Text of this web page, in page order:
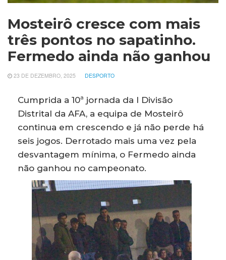
Mosteirô cresce com mais
três pontos no sapatinho.
Fermedo ainda não ganhou
23 DE DEZEMBRO, 2025 DESPORTO
Cumprida a 10ª jornada da I Divisão
Distrital da AFA, a equipa de Mosteirô
continua em crescendo e já não perde há
seis jogos. Derrotado mais uma vez pela
desvantagem mínima, o Fermedo ainda
não ganhou no campeonato.